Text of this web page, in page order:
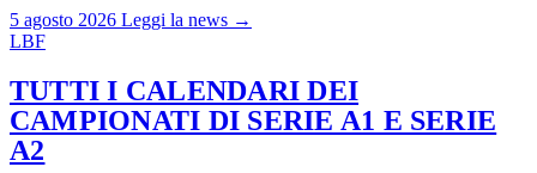
5 agosto 2026 Leggi la news →
LBF
TUTTI I CALENDARI DEI
CAMPIONATI DI SERIE A1 E SERIE
A2